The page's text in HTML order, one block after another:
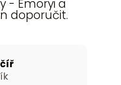
- Emoryi a
doporučit.